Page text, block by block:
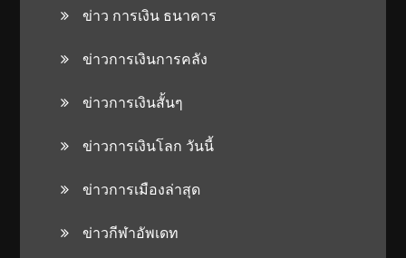
ข่าว การเงิน ธนาคาร
ข่าวการเงินการคลัง
ข่าวการเงินสั้นๆ
ข่าวการเงินโลก วันนี้
ข่าวการเมืองล่าสุด
ข่าวกีฬาอัพเดท